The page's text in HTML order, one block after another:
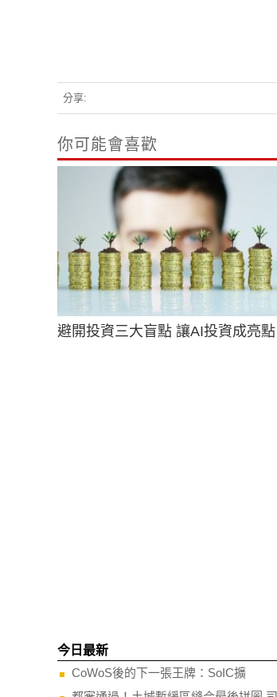
分享:
你可能會喜歡
避開投資三大盲點 讓AI投資成亮點
今日最新
CoWoS後的下一張王牌：SoIC擴